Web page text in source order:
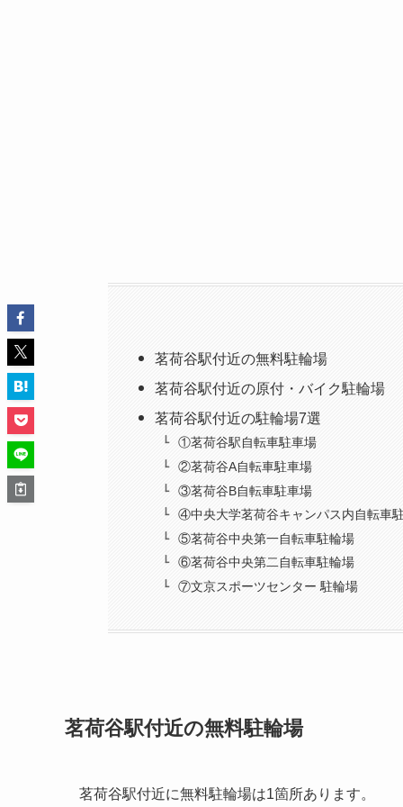
茗荷谷駅付近の無料駐輪場
茗荷谷駅付近の原付・バイク駐輪場
茗荷谷駅付近の駐輪場7選
①茗荷谷駅自転車駐車場
②茗荷谷A自転車駐車場
③茗荷谷B自転車駐車場
④中央大学茗荷谷キャンパス内自転車
⑤茗荷谷中央第一自転車駐輪場
⑥茗荷谷中央第二自転車駐輪場
⑦文京スポーツセンター 駐輪場
茗荷谷駅付近の無料駐輪場
茗荷谷駅付近に無料駐輪場は1箇所あります。